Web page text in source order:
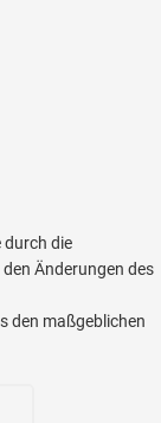
durch die
Änderungen des
den maßgeblichen